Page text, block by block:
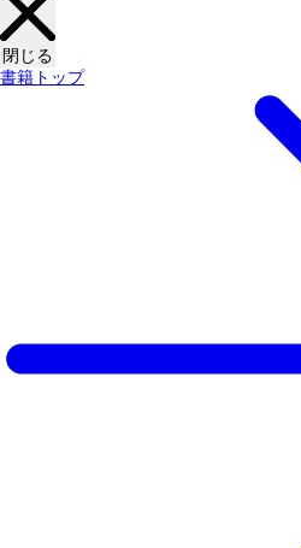
閉じる
書籍トップ